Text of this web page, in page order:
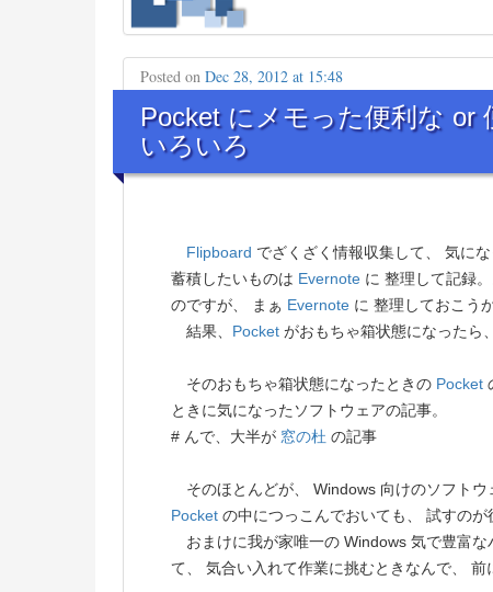
Posted on Dec 28, 2012 at 15:48
Pocket にメモった便利な or
いろいろ
Flipboard でざくざく情報収集して、 気に
蓄積したいものは Evernote に 整理して記録
のですが、 まぁ Evernote に 整理しておこう
結果、 Pocket がおもちゃ箱状態になったら
そのおもちゃ箱状態になったときの Pocket
ときに気になったソフトウェアの記事。
# んで、大半が 窓の杜 の記事
そのほとんどが、 Windows 向けのソフトウ
Pocket の中につっこんでおいても、 試すのが
おまけに我が家唯一の Windows 気で豊富な
て、 気合い入れて作業に挑むときなんで、 前